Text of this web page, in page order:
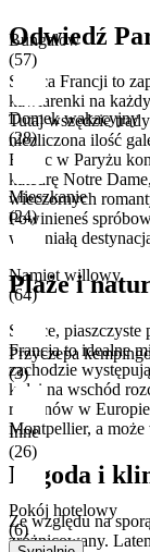
Odwiedź
Stolica Francji to
kawiarenki na
Tutaj wszędzie
niezliczona ilość
Będąc w Paryżu
katedrę Notre
wieczornych
Powinieneś
wspaniałą
Plaże i
Słońce,
Francja to idealne
zachodzie
kolei na wschód
regionów w
Montpellier, a
Pogoda i
Ze względu na
zróżnicowany.
Bungalow
(57)
Domek wakacyjny
(28)
Mieszkanie
(24)
Namiot willowy
(64)
Przyczepa
(3)
Inne
(26)
Pokój hotelowy
(6)